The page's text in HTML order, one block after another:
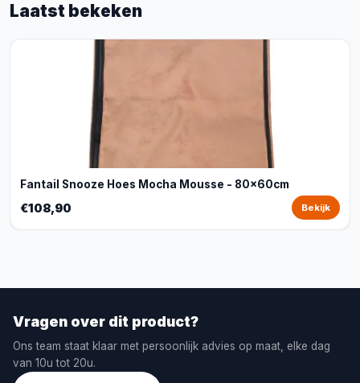
Laatst bekeken
Fantail Snooze Hoes Mocha Mousse - 80x60cm
€108,90 Bekijk
Vragen over dit product?
Ons team staat klaar met persoonlijk advies op maat, elke dag
van 10u tot 20u.